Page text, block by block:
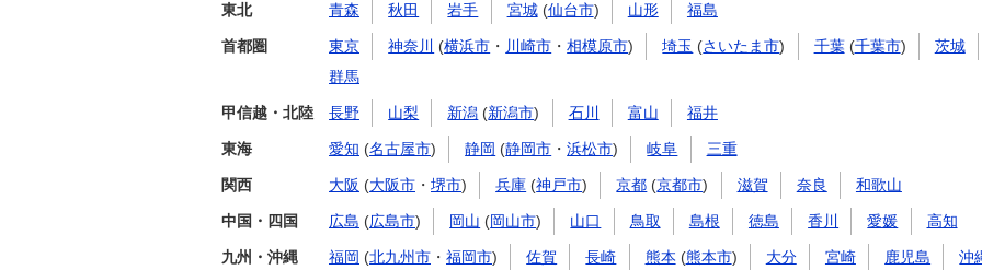
東北 青森 秋田 岩手 宮城(仙台市) 山形 福島
首都圏 東京 神奈川 (横浜市 ・ 川崎市 ・相模原市) 埼玉 (さいたま市) 千葉(千葉市)
茨城
群馬
甲信越・北陸 長野 山梨 新潟 (新潟市) 石川 富山 福井
東海 愛知 (名古屋市) 静岡 (静岡市 ・浜松市) 岐阜 三重
関西 大阪 (大阪市 ・ 堺市) 兵庫 (神戸市) 京都 (京都市) 滋賀 奈良 和歌山
中国・四国 広島 (広島市) 岡山 (岡山市) 山口 鳥取 島根 徳島 香川 愛媛 高知
九州・沖縄 福岡 (北九州市 ・ 福岡市) 佐賀 長崎 熊本 (熊本市) 大分 宮崎 鹿児島 沖